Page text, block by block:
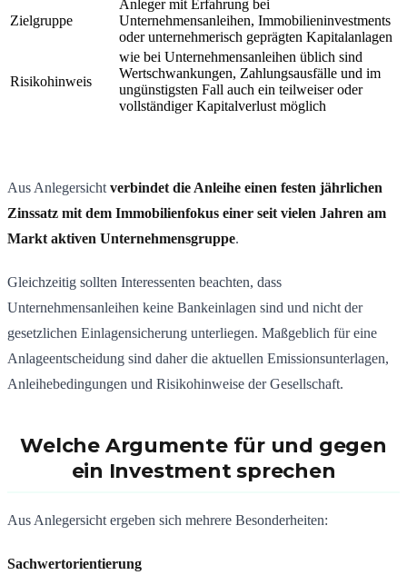
Zielgruppe
Anleger mit Erfahrung bei
Unternehmensanleihen, Immobilieninvestments
oder unternehmerisch geprägten Kapitalanlagen
Risikohinweis
wie bei Unternehmensanleihen üblich sind
Wertschwankungen, Zahlungsausfälle und im
ungünstigsten Fall auch ein teilweiser oder
vollständiger Kapitalverlust möglich
Aus Anlegersicht verbindet die Anleihe einen festen jährlichen
Zinssatz mit dem Immobilienfokus einer seit vielen Jahren am
Markt aktiven Unternehmensgruppe.
Gleichzeitig sollten Interessenten beachten, dass
Unternehmensanleihen keine Bankeinlagen sind und nicht der
gesetzlichen Einlagensicherung unterliegen. Maßgeblich für eine
Anlageentscheidung sind daher die aktuellen Emissionsunterlagen,
Anleihebedingungen und Risikohinweise der Gesellschaft.
Welche Argumente für und gegen
ein Investment sprechen
Aus Anlegersicht ergeben sich mehrere Besonderheiten:
Sachwertorientierung